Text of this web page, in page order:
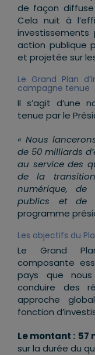
de façon
Cela nuit à
action publique
et projetée sur
Le Grand Plan
campagne tenue
Il s’agit d’une
tenue par le
« Nous
de 50 milliards
au service des
de la
numérique, de
publics et de
programme
Les objectifs du
Le Grand
composante
pays que
conduire des
approche
fonction
Le montant : 57
sur la durée du